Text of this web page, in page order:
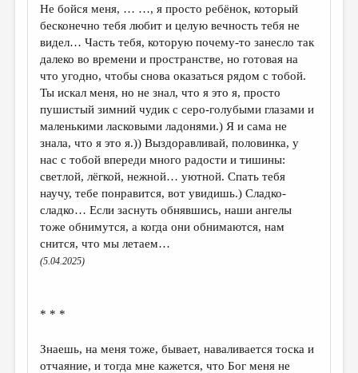
Не бойся меня, … …, я просто ребёнок, который
бесконечно тебя любит и целую вечность тебя не
видел… Часть тебя, которую почему-то занесло так
далеко во времени и пространстве, но готовая на
что угодно, чтобы снова оказаться рядом с тобой.
Ты искал меня, но не знал, что я это я, просто
пушистый зимний чудик с серо-голубыми глазами и
маленькими ласковыми ладонями.) Я и сама не
знала, что я это я.)) Выздоравливай, половинка, у
нас с тобой впереди много радости и тишины:
светлой, лёгкой, нежной… уютной. Спать тебя
научу, тебе понравится, вот увидишь.) Сладко-
сладко… Если заснуть обнявшись, наши ангелы
тоже обнимутся, а когда они обнимаются, нам
снится, что мы летаем…
(5.04.2025)
* * *
Знаешь, на меня тоже, бывает, наваливается тоска и
отчаяние, и тогда мне кажется, что Бог меня не